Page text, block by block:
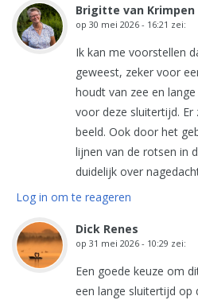
Brigitte van Krimpen
op 30 mei 2026 - 16:21 zei:
Ik kan me voorstellen
geweest, zeker voor
houdt van zee en
voor deze sluitertijd.
beeld. Ook door het
lijnen van de rotsen in
duidelijk over
Log in om te reageren
Dick Renes
op 31 mei 2026 - 10:29 zei:
Een goede keuze om
een lange sluitertijd